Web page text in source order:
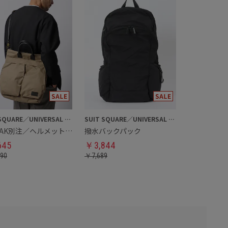
SUIT SQUARE／UNIVERSAL LANGUAGE
YAK PAK別注／ヘルメットバッグ
SUIT SQUARE／UNIVERSAL LANGUAGE
撥水バックパック
￥ 3,844
￥7,689